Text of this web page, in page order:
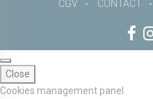
CGV CONTACT
Close
Cookies management panel